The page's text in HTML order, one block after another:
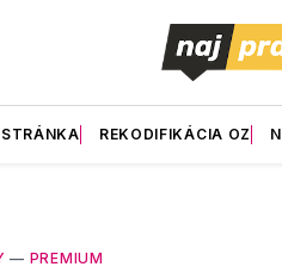
REKODIFIKÁCIA OZ
— PREMIUM